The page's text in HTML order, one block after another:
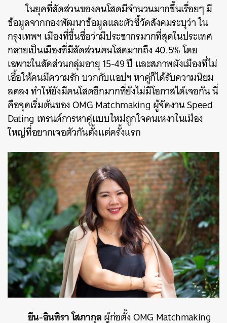
ในยุคที่สัดส่วนของคนโสดมีจำนวนมากขึ้นเรื่อยๆ มี
ข้อมูลจากกองพัฒนาข้อมูลและตัวชี้วัดสังคมระบุว่า ใน
กรุงเทพฯ เมืองที่ขึ้นชื่อว่ามีประชากรมากที่สุดในประเทศ
กลายเป็นเมืองที่มีสัดส่วนคนโสดมากถึง 40.5% โดย
เฉพาะในสัดส่วนกลุ่มอายุ 15-49 ปี และสภาพผังเมืองที่ไม่
เอื้อให้คนมีความรัก บวกกับแอปฯ หาคู่ก็ได้รับความนิยม
ลดลง ทำให้ยังมีคนโสดอีกมากที่ยังไม่มีโอกาสได้เจอกัน นี่
คือจุดเริ่มต้นของ OMG Matchmaking ผู้จัดงาน Speed
Dating เทรนด์การหาคู่แบบใหม่ถูกใจคนเหงาในเมือง
ใหญ่ที่อยากเจอตัวกันตั้งแต่ครั้งแรก
ยีน-อินทิรา โสภากุลผู้ก่อตั้ง OMG Matchmaking